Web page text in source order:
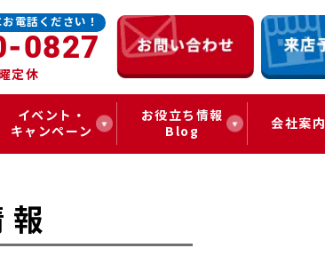
電話ください！
0827
定休
イベント・
キャンペーン
お役立ち情報
Blog
会社案内